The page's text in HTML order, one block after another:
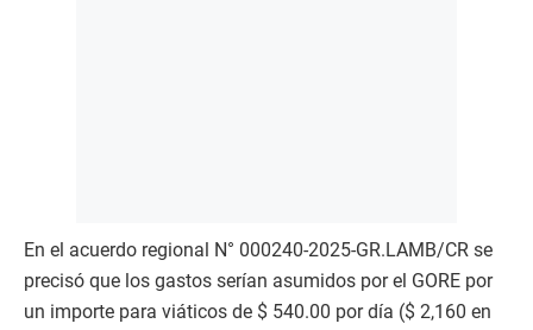
En el acuerdo regional N° 000240-2025-GR.LAMB/CR se
precisó que los gastos serían asumidos por el GORE por
un importe para viáticos de $ 540.00 por día ($ 2,160 en